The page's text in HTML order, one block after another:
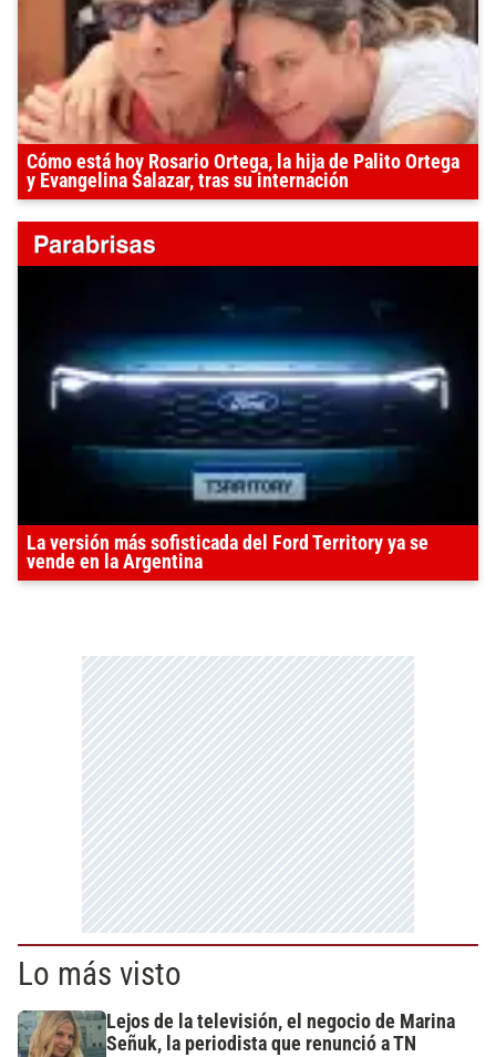
Cómo está hoy Rosario Ortega, la hija de Palito Ortega
y Evangelina Salazar, tras su internación
La versión más sofisticada del Ford Territory ya se
vende en la Argentina
Lo más visto
Lejos de la televisión, el negocio de Marina
Señuk, la periodista que renunció a TN